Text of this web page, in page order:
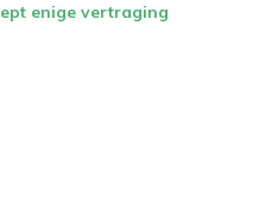
enige vertraging